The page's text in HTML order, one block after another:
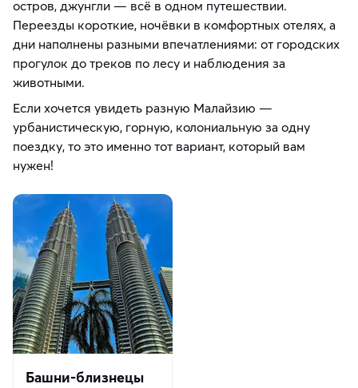
остров, джунгли — всё в одном путешествии.
Переезды короткие, ночёвки в комфортных отелях, а
дни наполнены разными впечатлениями: от городских
прогулок до треков по лесу и наблюдения за
животными.
Если хочется увидеть разную Малайзию —
урбанистическую, горную, колониальную за одну
поездку, то это именно тот вариант, который вам
нужен!
Башни-близнецы